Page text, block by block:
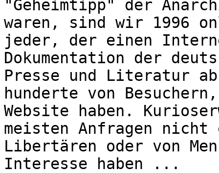
"Geheimtipp" der
waren, sind wir 1996
jeder, der einen
Dokumentation der
Presse und Literatur
hunderte von
Website haben.
meisten Anfragen nicht
Libertären oder von
Interesse haben ...